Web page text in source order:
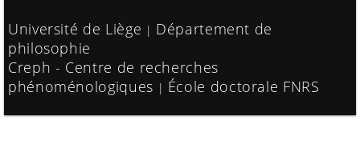
Université de Liège | Département de
philosophie
Creph - Centre de recherches
phénoménologiques | École doctorale FNRS